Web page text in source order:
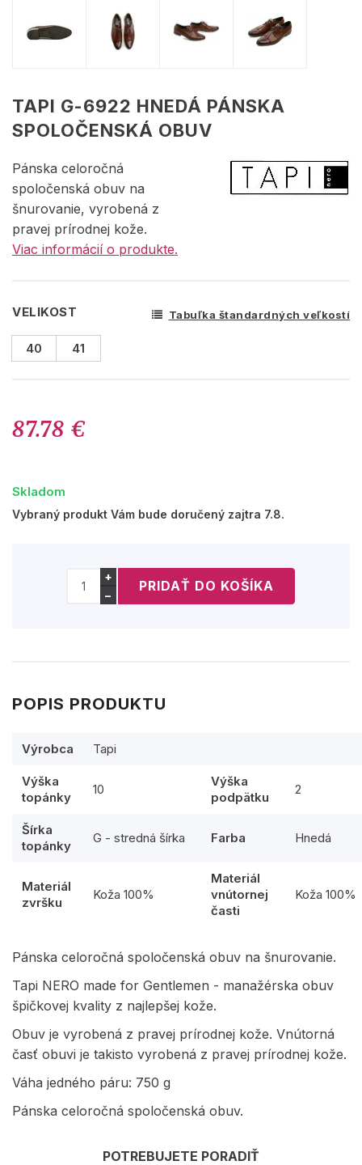
TAPI G-6922 HNEDÁ PÁNSKA
SPOLOČENSKÁ OBUV
Pánska celoročná
spoločenská obuv na
šnurovanie, vyrobená z
pravej prírodnej kože.
Viac informácií o produkte.
VELIKOST Tabuľka štandardných veľkostí
40 41
87.78 €
Skladom
Vybraný produkt Vám bude doručený zajtra 7.8.
+
−
POPIS PRODUKTU
Výrobca Tapi
Výška
topánky
10
Výška
podpätku
2
Šírka
topánky
G - stredná šírka Farba Hnedá
Materiál
zvršku
Koža 100%
Materiál
vnútornej
časti
Koža 100%
Pánska celoročná spoločenská obuv na šnurovanie.
Tapi NERO made for Gentlemen - manažérska obuv
špičkovej kvality z najlepšej kože.
Obuv je vyrobená z pravej prírodnej kože. Vnútorná
časť obuvi je takisto vyrobená z pravej prírodnej kože.
Váha jedného páru: 750 g
Pánska celoročná spoločenská obuv.
POTREBUJETE PORADIŤ